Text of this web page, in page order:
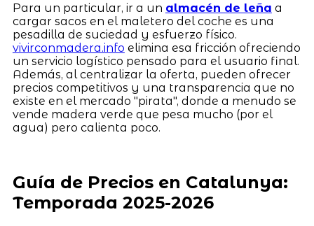
Para un particular, ir a un almacén de leña a
cargar sacos en el maletero del coche es una
pesadilla de suciedad y esfuerzo físico.
vivirconmadera.info elimina esa fricción ofreciendo
un servicio logístico pensado para el usuario final.
Además, al centralizar la oferta, pueden ofrecer
precios competitivos y una transparencia que no
existe en el mercado "pirata", donde a menudo se
vende madera verde que pesa mucho (por el
agua) pero calienta poco.
Guía de Precios en Catalunya:
Temporada 2025-2026